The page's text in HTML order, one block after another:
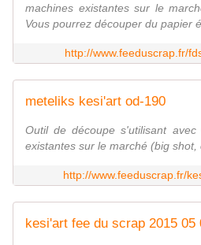
machines existantes sur le
Vous pourrez découper du papier
http://www.feeduscrap.fr/
meteliks kesi'art od-190
Outil de découpe s'utilisant
existantes sur le marché (big shot,
http://www.feeduscrap.fr/
kesi'art fee du scrap 2015 05